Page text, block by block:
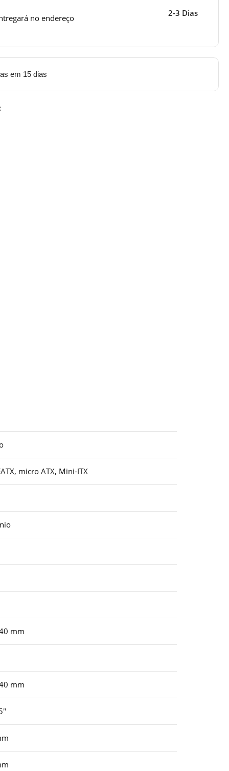
no endereço 2-3 Dias
em 15 dias
micro ATX, Mini-ITX
mm
mm